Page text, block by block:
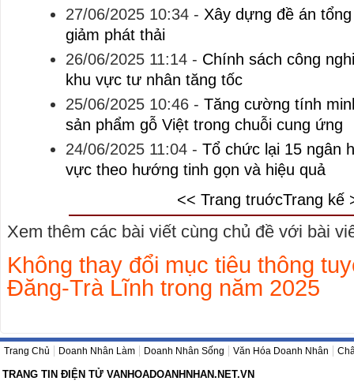
27/06/2025 10:34- Xây dựng đề án
giảm phát thải
26/06/2025 11:14- Chính sách công
khu vực tư nhân tăng tốc
25/06/2025 10:46- Tăng cường tính
sản phẩm gỗ Việt trong chuỗi cung ứng
24/06/2025 11:04- Tổ chức lại 15 ngân
vực theo hướng tinh gọn và hiệu quả
<< Trang truớcTrang kế
Xem thêm các bài viết cùng chủ đề với bài
Không thay đổi mục tiêu thông
Đăng-Trà Lĩnh trong năm 2025
Trang Chủ Doanh Nhân Làm Doanh Nhân Sống Văn Hóa Doanh Nhân
TRANG TIN ĐIỆN TỬ VANHOADOANHNHAN.NET.VN